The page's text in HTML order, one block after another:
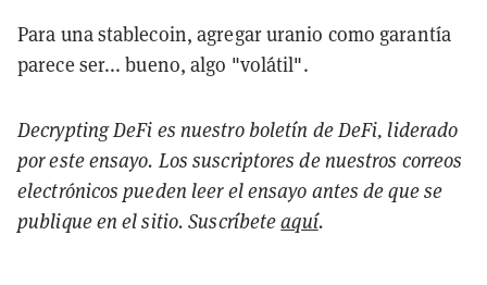
Para una stablecoin, agregar uranio como garantía
parece ser... bueno, algo "volátil".
Decrypting DeFi es nuestro boletín de DeFi, liderado
por este ensayo. Los suscriptores de nuestros correos
electrónicos pueden leer el ensayo antes de que se
publique en el sitio. Suscríbeteaquí.